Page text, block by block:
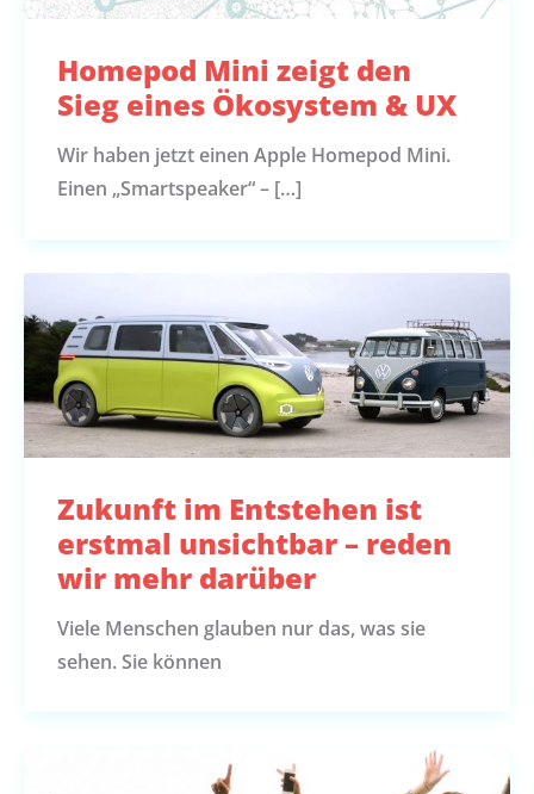
Homepod Mini zeigt den
Sieg eines Ökosystem & UX
Wir haben jetzt einen Apple Homepod Mini.
Einen „Smartspeaker“ – […]
Zukunft im Entstehen ist
erstmal unsichtbar – reden
wir mehr darüber
Viele Menschen glauben nur das, was sie
sehen. Sie können